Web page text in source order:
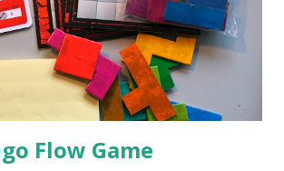
Flow Game